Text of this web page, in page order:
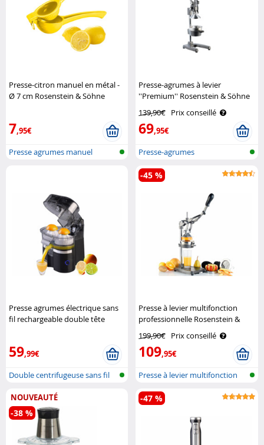
Presse-citron manuel en métal -
Ø 7 cm Rosenstein & Söhne
7,95€
Presse agrumes manuel
Presse-agrumes à levier
''Premium'' Rosenstein & Söhne
139,90€ Prix conseillé
69,95€
Presse-agrumes
Presse agrumes électrique sans
fil rechargeable double tête
59,99€
Double centrifugeuse sans fil
Presse à levier multifonction
professionnelle Rosenstein &
199,90€ Prix conseillé
109,95€
-45 %
Presse à levier multifonction
NOUVEAUTÉ
-38 %
-47 %